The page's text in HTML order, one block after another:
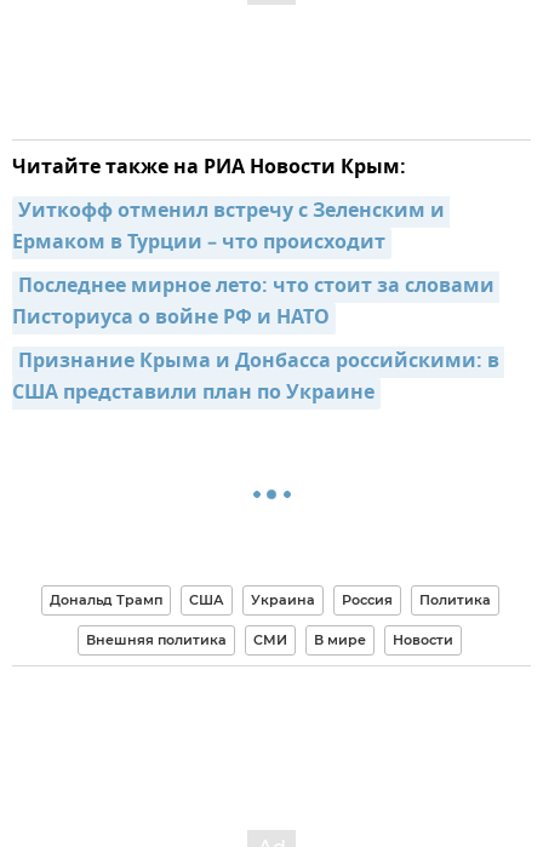
Читайте также на РИА Новости Крым:
Уиткофф отменил встречу с Зеленским и
Ермаком в Турции – что происходит
Последнее мирное лето: что стоит за словами
Писториуса о войне РФ и НАТО
Признание Крыма и Донбасса российскими: в
США представили план по Украине
Дональд Трамп США Украина Россия Политика
Внешняя политика СМИ В мире Новости